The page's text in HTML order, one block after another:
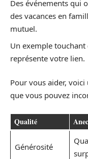
Des événements qui
des vacances en
mutuel.
Un exemple
représente votre lien.
Pour vous aider,
que vous pouvez
Qualité
Générosité